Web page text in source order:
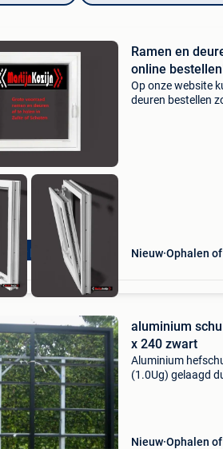
prijzen!!
Ramen en
online
Op onze website
deuren bestellen
Nieuw Ophalen
aluminium
x 240 zwart
Aluminium
(1.0Ug) gelaagd
Nieuw Ophalen